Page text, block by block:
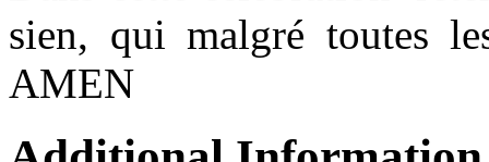
sien, qui malgré toutes
AMEN